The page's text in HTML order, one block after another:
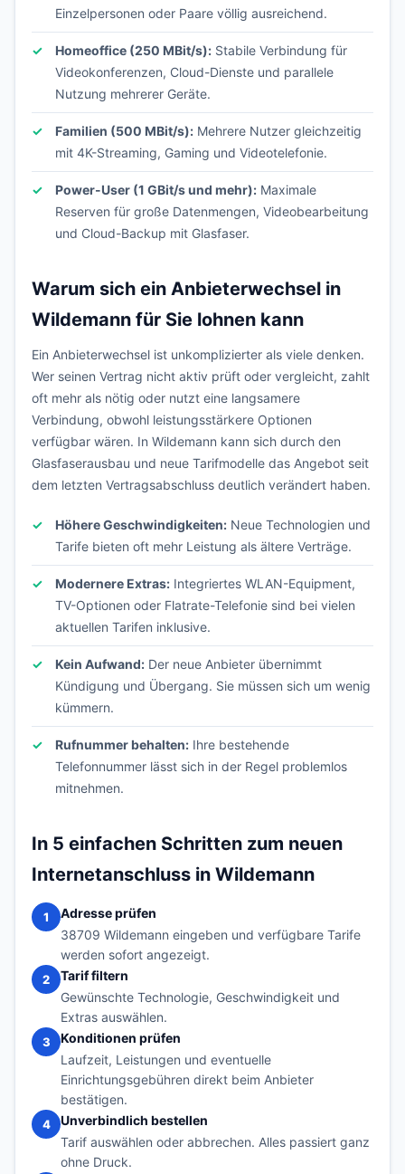
Einzelpersonen oder Paare völlig ausreichend.
Homeoffice (250 MBit/s): Stabile Verbindung für
Videokonferenzen, Cloud-Dienste und parallele
Nutzung mehrerer Geräte.
Familien (500 MBit/s): Mehrere Nutzer gleichzeitig
mit 4K-Streaming, Gaming und Videotelefonie.
Power-User (1 GBit/s und mehr): Maximale
Reserven für große Datenmengen, Videobearbeitung
und Cloud-Backup mit Glasfaser.
Warum sich ein Anbieterwechsel in
Wildemann für Sie lohnen kann
Ein Anbieterwechsel ist unkomplizierter als viele denken.
Wer seinen Vertrag nicht aktiv prüft oder vergleicht, zahlt
oft mehr als nötig oder nutzt eine langsamere
Verbindung, obwohl leistungsstärkere Optionen
verfügbar wären. In Wildemann kann sich durch den
Glasfaserausbau und neue Tarifmodelle das Angebot seit
dem letzten Vertragsabschluss deutlich verändert haben.
Höhere Geschwindigkeiten: Neue Technologien und
Tarife bieten oft mehr Leistung als ältere Verträge.
Modernere Extras: Integriertes WLAN-Equipment,
TV-Optionen oder Flatrate-Telefonie sind bei vielen
aktuellen Tarifen inklusive.
Kein Aufwand: Der neue Anbieter übernimmt
Kündigung und Übergang. Sie müssen sich um wenig
kümmern.
Rufnummer behalten: Ihre bestehende
Telefonnummer lässt sich in der Regel problemlos
mitnehmen.
In 5 einfachen Schritten zum neuen
Internetanschluss in Wildemann
1
Adresse prüfen
38709 Wildemann eingeben und verfügbare Tarife
werden sofort angezeigt.
2
Tarif filtern
Gewünschte Technologie, Geschwindigkeit und
Extras auswählen.
3
Konditionen prüfen
Laufzeit, Leistungen und eventuelle
Einrichtungsgebühren direkt beim Anbieter
bestätigen.
4
Unverbindlich bestellen
Tarif auswählen oder abbrechen. Alles passiert ganz
ohne Druck.